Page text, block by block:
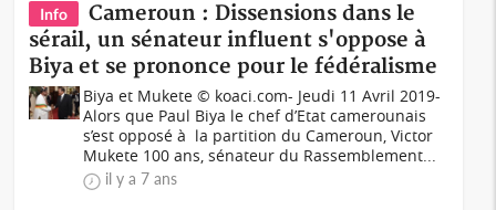
Info
Cameroun : Dissensions dans le
sérail, un sénateur influent s'oppose à
Biya et se prononce pour le fédéralisme
Biya et Mukete © koaci.com- Jeudi 11 Avril 2019-
Alors que Paul Biya le chef d’Etat camerounais
s’est opposé à la partition du Cameroun, Victor
Mukete 100 ans, sénateur du Rassemblement...
il y a 7 ans